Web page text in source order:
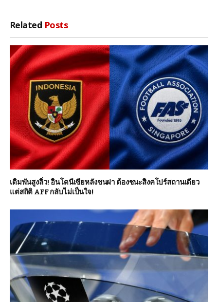
Related Posts
เดิมพันสูงลิ่ว! อินโดนีเซียหลังชนฝา ต้องชนะสิงคโปร์สถานเดียว
แต่สถิติ AFF กลับไม่เป็นใจ!